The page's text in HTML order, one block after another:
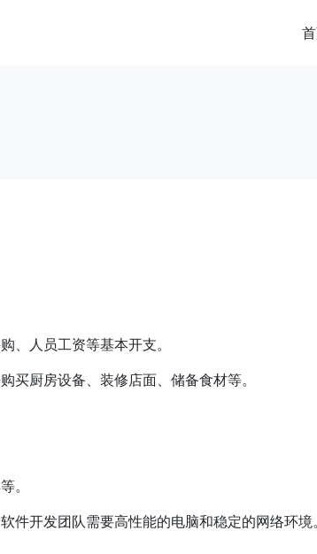
、人员工资等基本开支。
厨房设备、装修店面、储备食材等。
。
开发团队需要高性能的电脑和稳定的网络环境。